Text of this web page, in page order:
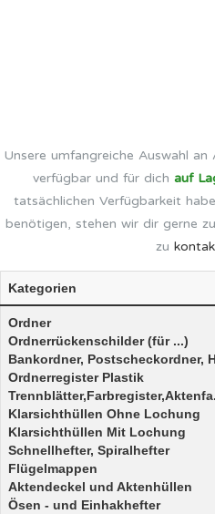
Unsere umfangreiche Auswahl an
verfügbar und für dich auf
tatsächlichen Verfügbarkeit
benötigen, stehen wir dir gerne
zu
Kategorien
Ordner
Ordnerrückenschilder (für ...)
Bankordner, Postscheckordner,
Ordnerregister Plastik
Klarsichthüllen Ohne Lochung
Klarsichthüllen Mit Lochung
Schnellhefter, Spiralhefter
Flügelmappen
Aktendeckel und Aktenhüllen
Ösen - und Einhakhefter